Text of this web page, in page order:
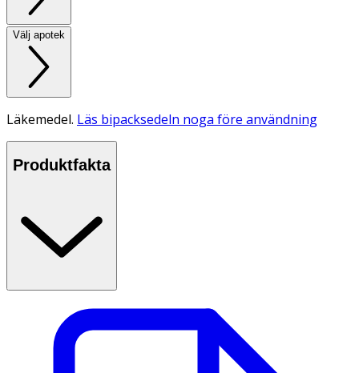
Välj apotek
Läkemedel. Läs bipacksedeln noga före användning
Produktfakta